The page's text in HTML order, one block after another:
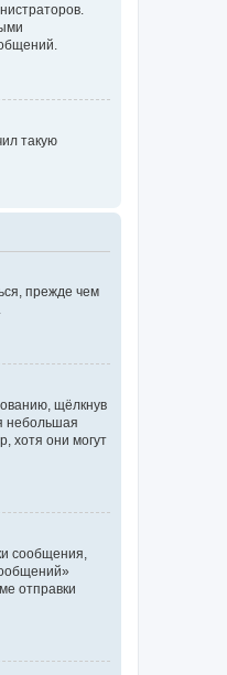
такую
прежде чем
щёлкнув
небольшая
хотя они могут
сообщения,
отправки